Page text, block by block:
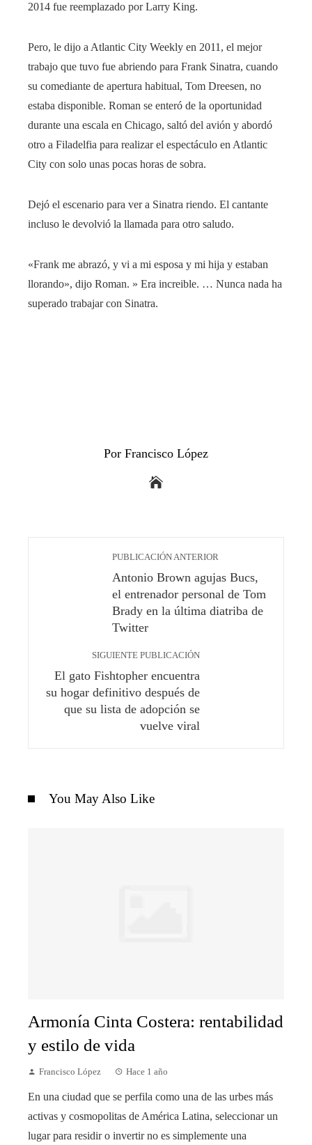
2014 fue reemplazado por Larry King.
Pero, le dijo a Atlantic City Weekly en 2011, el mejor
trabajo que tuvo fue abriendo para Frank Sinatra, cuando
su comediante de apertura habitual, Tom Dreesen, no
estaba disponible. Roman se enteró de la oportunidad
durante una escala en Chicago, saltó del avión y abordó
otro a Filadelfia para realizar el espectáculo en Atlantic
City con solo unas pocas horas de sobra.
Dejó el escenario para ver a Sinatra riendo. El cantante
incluso le devolvió la llamada para otro saludo.
«Frank me abrazó, y vi a mi esposa y mi hija y estaban
llorando», dijo Roman. » Era increible. … Nunca nada ha
superado trabajar con Sinatra.
Por Francisco López
PUBLICACIÓN ANTERIOR
Antonio Brown agujas Bucs,
el entrenador personal de Tom
Brady en la última diatriba de
Twitter
SIGUIENTE PUBLICACIÓN
El gato Fishtopher encuentra
su hogar definitivo después de
que su lista de adopción se
vuelve viral
You May Also Like
Armonía Cinta Costera: rentabilidad
y estilo de vida
Francisco López Hace 1 año
En una ciudad que se perfila como una de las urbes más
activas y cosmopolitas de América Latina, seleccionar un
lugar para residir o invertir no es simplemente una